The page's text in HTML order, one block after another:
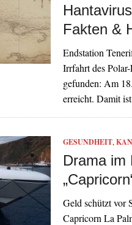
Fakten &
Endstation
Irrfahrt des
gefunden: Am
erreicht. Damit
GESUNDHEIT,
Drama im
Geld schützt vor
Capricorn La